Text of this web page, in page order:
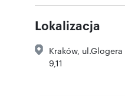
Lokalizacja
Kraków, ul.Glogera
9,11